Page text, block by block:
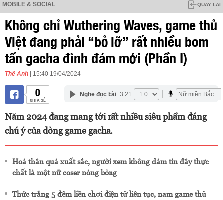
MOBILE & SOCIAL QUAY LẠI
Không chỉ Wuthering Waves, game thủ
Việt đang phải “bỏ lỡ” rất nhiều bom
tấn gacha đình đám mới (Phần I)
Thế Anh | 15:40 19/04/2024
0
CHIA SẺ
Nghe đọc bài 3:21
Năm 2024 đang mang tới rất nhiều siêu phẩm đáng
chú ý của dòng game gacha.
Hoá thân quá xuất sắc, người xem không dám tin đây thực
chất là một nữ coser nóng bỏng
Thức trắng 5 đêm liền chơi điện tử liên tục, nam game thủ